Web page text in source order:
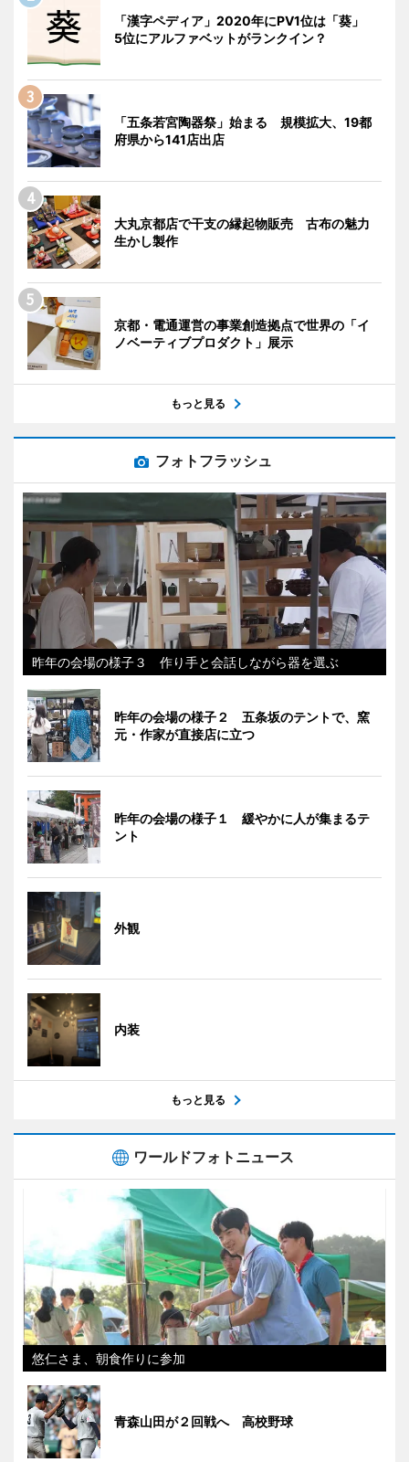
「漢字ペディア」2020年にPV1位は「葵」
5位にアルファベットがランクイン？
「五条若宮陶器祭」始まる 規模拡大、19都
府県から141店出店
大丸京都店で干支の縁起物販売 古布の魅力
生かし製作
京都・電通運営の事業創造拠点で世界の「イ
ノベーティブプロダクト」展示
もっと見る
フォトフラッシュ
昨年の会場の様子３ 作り手と会話しながら器を選ぶ
昨年の会場の様子２ 五条坂のテントで、窯
元・作家が直接店に立つ
昨年の会場の様子１ 緩やかに人が集まるテ
ント
外観
内装
もっと見る
ワールドフォトニュース
悠仁さま、朝食作りに参加
青森山田が２回戦へ 高校野球